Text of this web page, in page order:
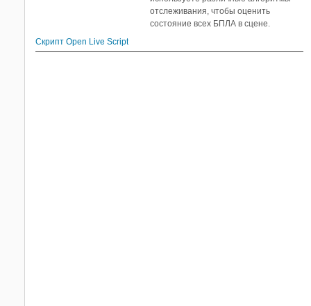
отслеживания, чтобы оценить
состояние всех БПЛА в сцене.
Скрипт Open Live Script